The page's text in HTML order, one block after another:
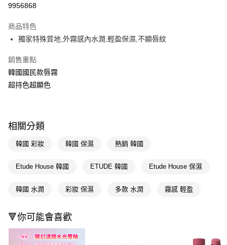
LINE Pay
Apple Pay
街口支付
AFTEE先享後付
相關說明
AFTEE先享後付是「在收到商品之後才付款」的支付方式。 讓您購物簡單
２．便利：只要手機號碼，簡訊認證，即可結帳。
【「AFTEE先享後付」結帳流程】
結帳頁面，進行簡訊認證並確認金額後，即可完成結帳。
運送方式
每筆NT$65，滿NT$390(含以上)免運費
付款後全家取貨
9956868
商品特色
獨家特殊質地,外霧感內水潤,輕盈保濕,不顯唇紋
銷售重點
韓國國民款唇霧
超持色超顯色
相關分類
韓國 彩妝 韓國 保濕 熱銷 韓國
Etude House 韓國 ETUDE 韓國 Etude House 保濕
韓國 水潤 彩妝 保濕 多款 水潤 霧感 輕盈
🔻你可能會喜歡